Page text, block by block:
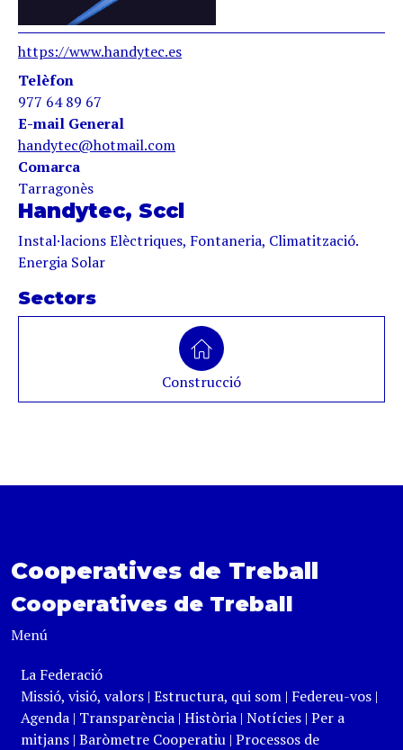
https://www.handytec.es
Telèfon
977 64 89 67
E-mail General
handytec@hotmail.com
Comarca
Tarragonès
Handytec, Sccl
Instal·lacions Elèctriques, Fontaneria, Climatització.
Energia Solar
Sectors
Construcció
Cooperatives de Treball
Cooperatives de Treball
Menú
La Federació
Missió, visió, valors| Estructura, qui som| Federeu-vos|
Agenda | Transparència| Història| Notícies | Per a
mitjans| Baròmetre Cooperatiu| Processos de